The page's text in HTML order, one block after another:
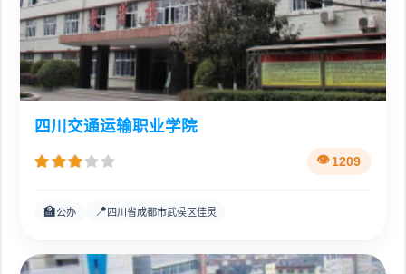
四川交通运输职业学院
1209
🏫公办 📍四川省成都市武侯区佳灵